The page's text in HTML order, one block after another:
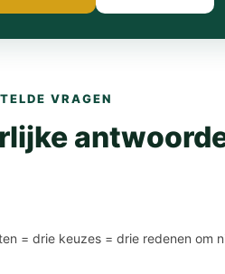
VRAGEN
= drie keuzes = drie redenen om